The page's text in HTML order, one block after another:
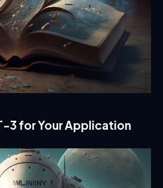
3 for Your Application